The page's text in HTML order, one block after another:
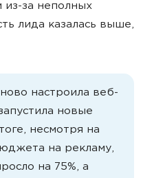
из-за неполных
лида казалась выше,
настроила веб-
новые
несмотря на
на рекламу,
на 75%, а